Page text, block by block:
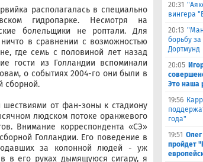
располагалась в специально
гидропарке. Несмотря на
болельщики не роптали. Для
в сравнении с возможностью
где семь с половиной лет назад
гости из Голландии вспоминали
о событиях 2004-го они были в
сборной.
от фан-зоны к стадиону
людском потоке оранжевого
Внимание корреспондента «СЭ»
Голландии. Его поведение в
за колонной людей - уж
в его руках дымящуюся сигару, я
20:31
вингера
20:13
борьбу
Дортмунд
20:05
Это наша
19:56
года"
19:51
пройдет